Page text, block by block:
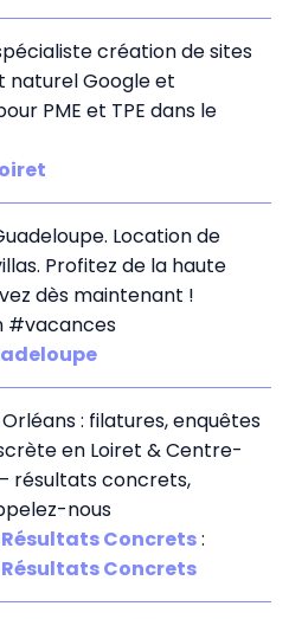
création de sites
Google et
PME et TPE dans le
Location de
Profitez de la haute
dès maintenant !
#vacances
: filatures, enquêtes
en Loiret & Centre-
résultats concrets,
nous
Concrets:
Concrets